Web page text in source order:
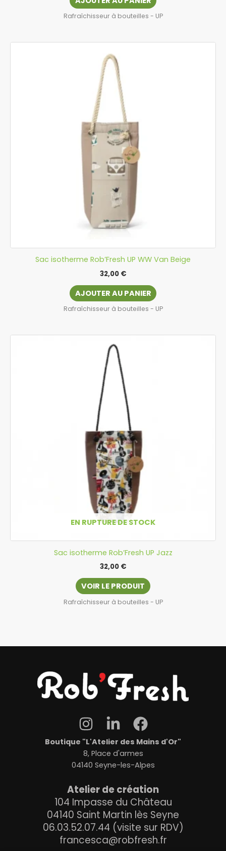
Rafraîchisseur à bouteilles - UP
Sac isotherme Rob’Fresh UP WW Van Beige
32,00 €
AJOUTER AU PANIER
Rafraîchisseur à bouteilles - UP
EN RUPTURE DE STOCK
Sac isotherme Rob’Fresh UP Jazz
32,00 €
VOIR LE PRODUIT
Rafraîchisseur à bouteilles - UP
Boutique "L'Atelier des Mains d'Or"
8, Place d'armes
04140 Seyne-les-Alpes
Atelier de création
104 Impasse du Château
04140 Saint Martin lès Seyne
06.03.52.07.44 (visite sur RDV)
francesca@robfresh.fr